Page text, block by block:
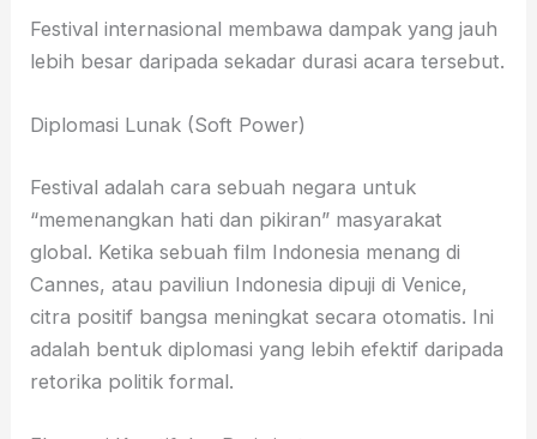
Festival internasional membawa dampak yang jauh
lebih besar daripada sekadar durasi acara tersebut.
Diplomasi Lunak (Soft Power)
Festival adalah cara sebuah negara untuk
“memenangkan hati dan pikiran” masyarakat
global. Ketika sebuah film Indonesia menang di
Cannes, atau paviliun Indonesia dipuji di Venice,
citra positif bangsa meningkat secara otomatis. Ini
adalah bentuk diplomasi yang lebih efektif daripada
retorika politik formal.